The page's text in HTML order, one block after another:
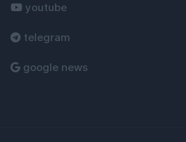
youtube
telegram
google news